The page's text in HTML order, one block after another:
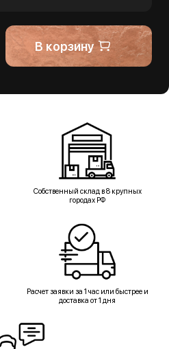
В корзину
Собственный склад в 8 крупных
городах РФ
Расчет заявки за 1 час или быстрее и
доставка от 1 дня